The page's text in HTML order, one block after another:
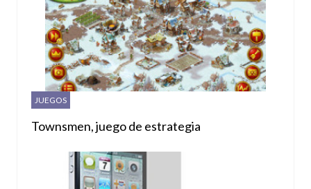
JUEGOS
Townsmen, juego de estrategia